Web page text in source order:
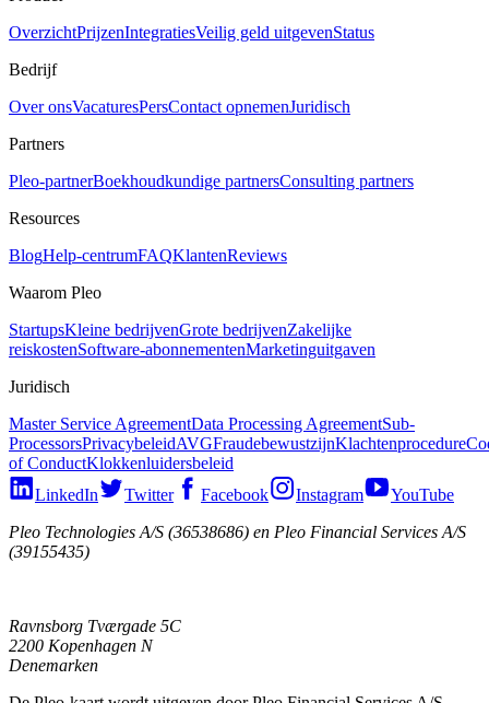
OverzichtPrijzenIntegratiesVeilig geld uitgevenStatus
Bedrijf
Over onsVacaturesPersContact opnemenJuridisch
Partners
Pleo-partnerBoekhoudkundige partnersConsulting partners
Resources
BlogHelp-centrumFAQKlantenReviews
Waarom Pleo
StartupsKleine bedrijvenGrote bedrijvenZakelijke
reiskostenSoftware-abonnementenMarketinguitgaven
Juridisch
Master Service AgreementData Processing AgreementSub-
ProcessorsPrivacybeleidAVGFraudebewustzijnKlachtenprocedure
of ConductKlokkenluidersbeleid
LinkedIn
Twitter Facebook Instagram
YouTube
Pleo Technologies A/S (36538686) en Pleo Financial Services A/S
(39155435)
Ravnsborg Tværgade 5C
2200 Kopenhagen N
Denemarken